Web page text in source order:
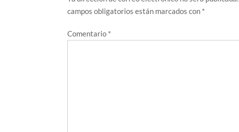
campos obligatorios están marcados con *
Comentario *